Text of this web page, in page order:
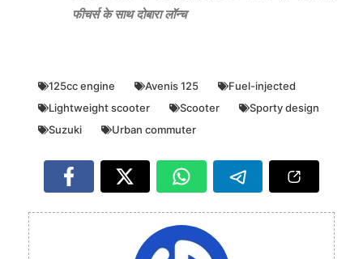
फीचर्स के साथ दोबारा लॉन्च
125cc engine Avenis 125
Fuel-injected
Lightweight scooter
Scooter
Sporty design
Suzuki
Urban commuter